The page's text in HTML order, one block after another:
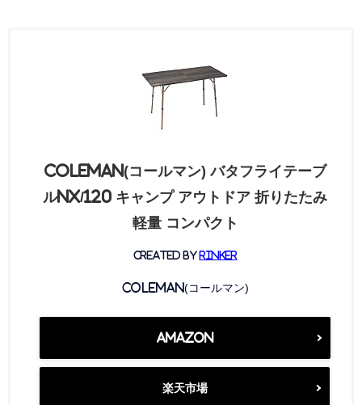
Coleman(コールマン) バタフライテーブ
ルNX/120 キャンプ アウトドア 折りたたみ
軽量 コンパクト
created by Rinker
Coleman(コールマン)
Amazon
楽天市場